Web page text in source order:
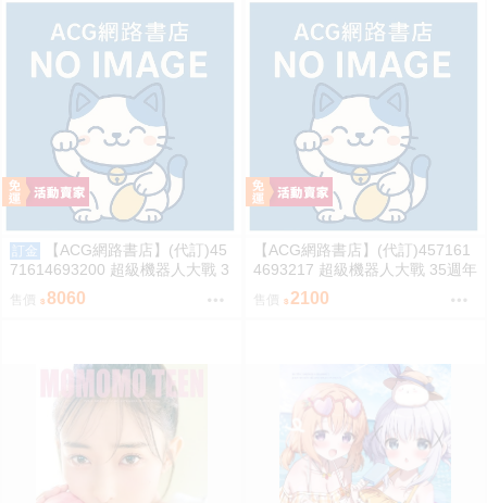
訂金
【ACG網路書店】(代訂)45
71614693200 超級機器人大戰 3
5週年紀念 JAM Project 主題歌完
整專輯 完全生產限定盤
售價 8060
【ACG網路書店】(代訂)457161
4693217 超級機器人大戰 35週年
紀念 JAM Project 主題歌完整專
輯 通常盤
售價 2100